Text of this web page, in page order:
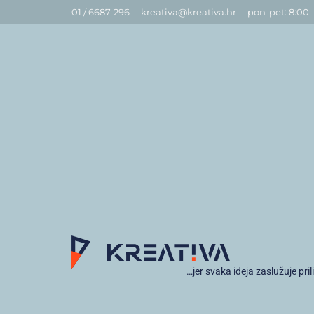
01 / 6687-296 kreativa@kreativa.hr pon-pet: 8:00
…jer svaka ideja zaslužuje